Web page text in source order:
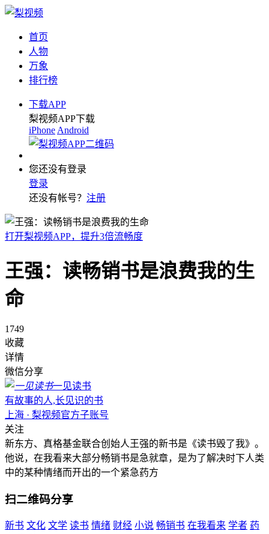
首页
人物
万象
排行榜
下载APP
梨视频APP下载
iPhone Android
您还没有登录
登录
还没有帐号？ 注册
打开梨视频APP，提升3倍流畅度
王强：读畅销书是浪费我的生
命
1749
收藏
详情
微信分享
一见读书
有故事的人,长见识的书
上海 · 梨视频官方子账号
关注
新东方、真格基金联合创始人王强的新书是《读书毁了我》。
他说，在我看来大部分畅销书是急就章，是为了解决时下人类
中的某种情绪而开出的一个紧急药方
扫二维码分享
新书 文化 文学 读书 情绪 财经 小说 畅销书 在我看来 学者 药